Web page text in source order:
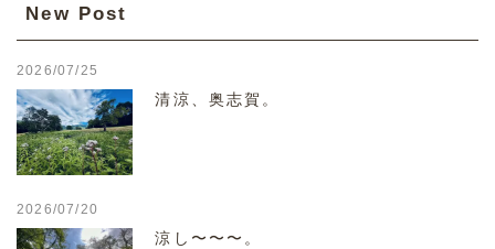
New Post
2026/07/25
清涼、奥志賀。
2026/07/20
涼し〜〜〜。